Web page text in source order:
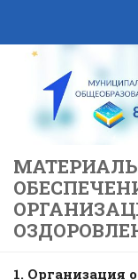
1. Организация